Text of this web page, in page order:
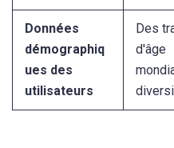
Données
démographiq
ues des
utilisateurs
Des
d'âge